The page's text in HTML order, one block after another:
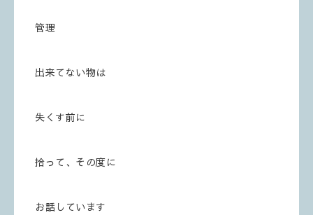
管理
出来てない物は
失くす前に
拾って、その度に
お話しています